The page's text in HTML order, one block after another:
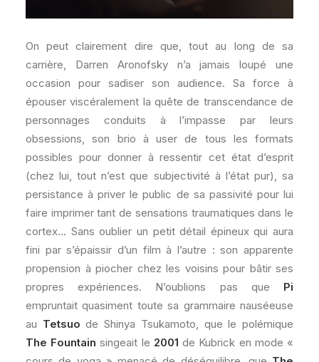
On peut clairement dire que, tout au long de sa
carrière, Darren Aronofsky n’a jamais loupé une
occasion pour sadiser son audience. Sa force à
épouser viscéralement la quête de transcendance de
personnages conduits à l’impasse par leurs
obsessions, son brio à user de tous les formats
possibles pour donner à ressentir cet état d’esprit
(chez lui, tout n’est que subjectivité à l’état pur), sa
persistance à priver le public de sa passivité pour lui
faire imprimer tant de sensations traumatiques dans le
cortex… Sans oublier un petit détail épineux qui aura
fini par s’épaissir d’un film à l’autre : son apparente
propension à piocher chez les voisins pour bâtir ses
propres expériences. N’oublions pas que Pi
empruntait quasiment toute sa grammaire nauséeuse
au Tetsuo de Shinya Tsukamoto, que le polémique
The Fountain singeait le 2001 de Kubrick en mode «